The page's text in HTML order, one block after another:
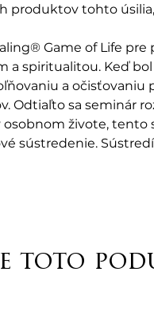
produktov tohto
Game of Life
a spiritualitou. Keď
a
Odtiaľto sa seminár
živote, tento
sústredenie.
toto